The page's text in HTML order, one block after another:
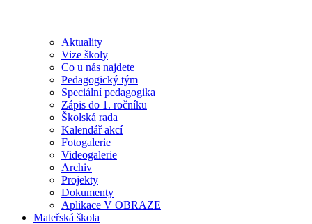
Aktuality
Vize školy
Co u nás najdete
Pedagogický tým
Speciální pedagogika
Zápis do 1. ročníku
Školská rada
Kalendář akcí
Fotogalerie
Videogalerie
Archiv
Projekty
Dokumenty
Aplikace V OBRAZE
Mateřská škola